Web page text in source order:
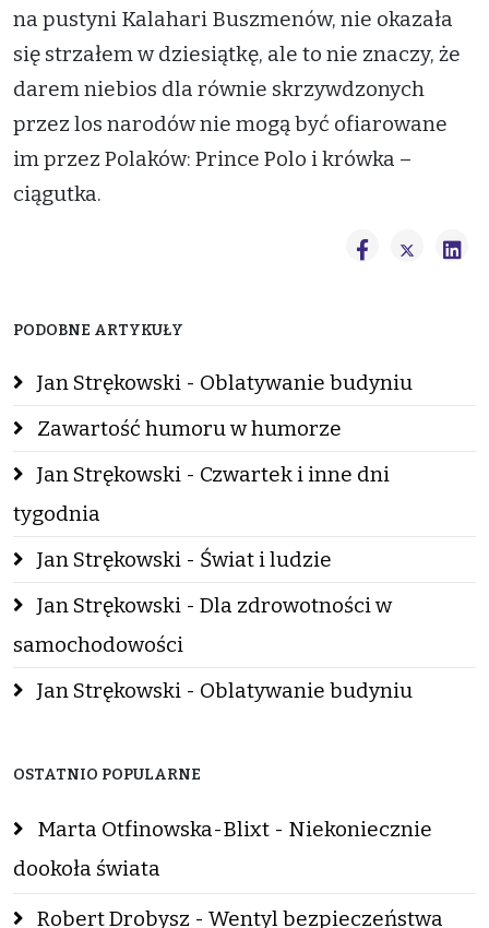
na pustyni Kalahari Buszmenów, nie okazała
się strzałem w dziesiątkę, ale to nie znaczy, że
darem niebios dla równie skrzywdzonych
przez los narodów nie mogą być ofiarowane
im przez Polaków: Prince Polo i krówka –
ciągutka.
PODOBNE ARTYKUŁY
Jan Strękowski - Oblatywanie budyniu
Zawartość humoru w humorze
Jan Strękowski - Czwartek i inne dni
tygodnia
Jan Strękowski - Świat i ludzie
Jan Strękowski - Dla zdrowotności w
samochodowości
Jan Strękowski - Oblatywanie budyniu
OSTATNIO POPULARNE
Marta Otfinowska-Blixt - Niekoniecznie
dookoła świata
Robert Drobysz - Wentyl bezpieczeństwa